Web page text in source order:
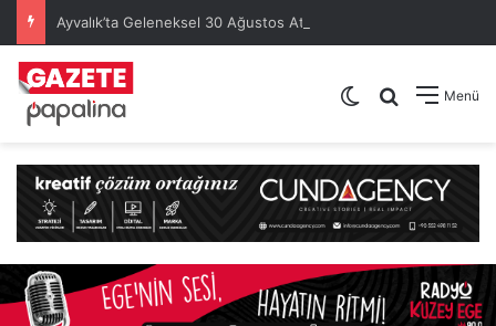
Menü
Arama yap
Dış görünümü